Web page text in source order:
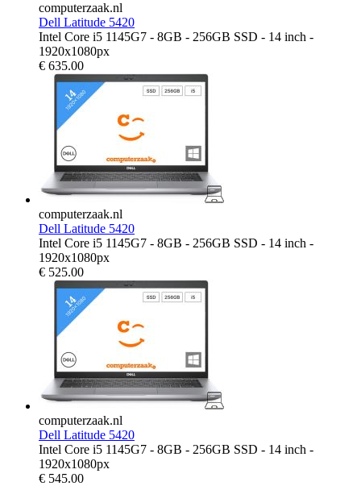
computerzaak.nl
Dell Latitude 5420
Intel Core i5 1145G7 - 8GB - 256GB SSD - 14 inch -
1920x1080px
€ 635.00
computerzaak.nl
Dell Latitude 5420
Intel Core i5 1145G7 - 8GB - 256GB SSD - 14 inch -
1920x1080px
€ 525.00
computerzaak.nl
Dell Latitude 5420
Intel Core i5 1145G7 - 8GB - 256GB SSD - 14 inch -
1920x1080px
€ 545.00